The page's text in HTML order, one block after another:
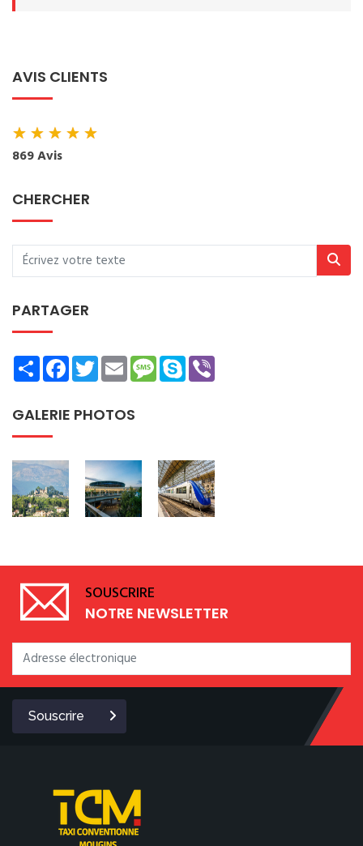
AVIS CLIENTS
★★★★★
869 Avis
CHERCHER
PARTAGER
ShareFacebookTwitterEmailMessage
Skype
GALERIE PHOTOS
SOUSCRIRE
NOTRE NEWSLETTER
Souscrire